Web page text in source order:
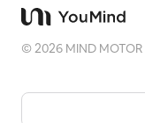
©2026 MIND MOTOR